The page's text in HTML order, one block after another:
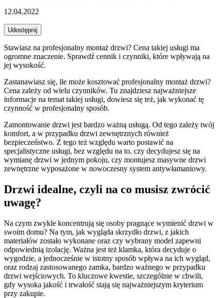
12.04.2022
Udostępnij
Stawiasz na profesjonalny montaż drzwi? Cena takiej usługi ma
ogromne znaczenie. Sprawdź cennik i czynniki, które wpływają na
jej wysokość.
Zastanawiasz się, ile może kosztować profesjonalny montaż drzwi?
Cena zależy od wielu czynników. Tu znajdziesz najważniejsze
informacje na temat takiej usługi, dowiesz się też, jak wykonać tę
czynność w profesjonalny sposób.
Zamontowanie drzwi jest bardzo ważną usługą. Od tego zależy twój
komfort, a w przypadku drzwi zewnętrznych również
bezpieczeństwo. Z tego też względu warto postawić na
specjalistyczne usługi, bez względu na to, czy decydujesz się na
wymianę drzwi w jednym pokoju, czy montujesz masywne drzwi
zewnętrzne wyposażone w nowoczesny system antywłamaniowy.
Drzwi idealne, czyli na co musisz zwrócić
uwagę?
Na czym zwykle koncentrują się osoby pragnące wymienić drzwi w
swoim domu? Na tym, jak wygląda skrzydło drzwi, z jakich
materiałów zostało wykonane oraz czy wybrany model zapewni
odpowiednią izolację. Ważna jest też klamka, która decyduje o
wygodzie, a jednocześnie w istotny sposób wpływa na ich wygląd,
oraz rodzaj zastosowanego zamka, bardzo ważnego w przypadku
drzwi wejściowych. To kluczowe kwestie, szczególnie w chwili,
gdy wysoka jakość i trwałość stają się najważniejszym kryterium
przy zakupie.